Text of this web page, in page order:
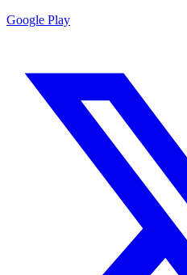
Google Play